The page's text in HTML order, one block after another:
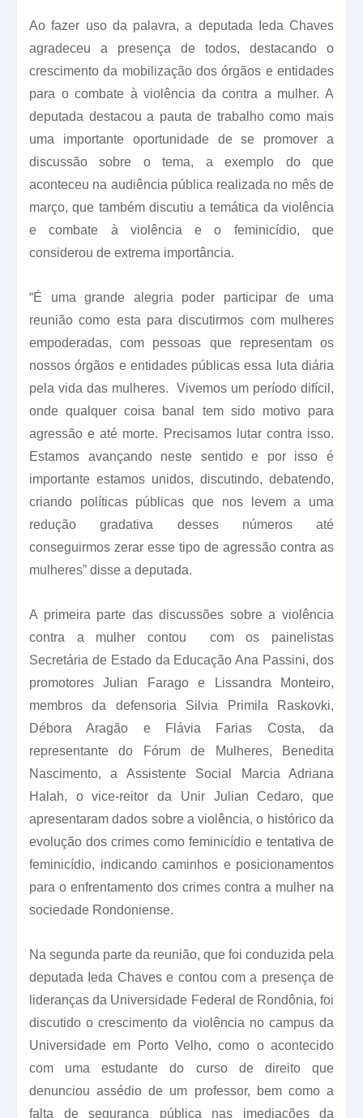
Ao fazer uso da palavra, a deputada Ieda Chaves
agradeceu a presença de todos, destacando o
crescimento da mobilização dos órgãos e entidades
para o combate à violência da contra a mulher. A
deputada destacou a pauta de trabalho como mais
uma importante oportunidade de se promover a
discussão sobre o tema, a exemplo do que
aconteceu na audiência pública realizada no mês de
março, que também discutiu a temática da violência
e combate à violência e o feminicídio, que
considerou de extrema importância.
“É uma grande alegria poder participar de uma
reunião como esta para discutirmos com mulheres
empoderadas, com pessoas que representam os
nossos órgãos e entidades públicas essa luta diária
pela vida das mulheres. Vivemos um período difícil,
onde qualquer coisa banal tem sido motivo para
agressão e até morte. Precisamos lutar contra isso.
Estamos avançando neste sentido e por isso é
importante estamos unidos, discutindo, debatendo,
criando políticas públicas que nos levem a uma
redução gradativa desses números até
conseguirmos zerar esse tipo de agressão contra as
mulheres” disse a deputada.
A primeira parte das discussões sobre a violência
contra a mulher contou com os painelistas
Secretária de Estado da Educação Ana Passini, dos
promotores Julian Farago e Lissandra Monteiro,
membros da defensoria Silvia Primila Raskovki,
Débora Aragão e Flávia Farias Costa, da
representante do Fórum de Mulheres, Benedita
Nascimento, a Assistente Social Marcia Adriana
Halah, o vice-reitor da Unir Julian Cedaro, que
apresentaram dados sobre a violência, o histórico da
evolução dos crimes como feminicídio e tentativa de
feminicídio, indicando caminhos e posicionamentos
para o enfrentamento dos crimes contra a mulher na
sociedade Rondoniense.
Na segunda parte da reunião, que foi conduzida pela
deputada Ieda Chaves e contou com a presença de
lideranças da Universidade Federal de Rondônia, foi
discutido o crescimento da violência no campus da
Universidade em Porto Velho, como o acontecido
com uma estudante do curso de direito que
denunciou assédio de um professor, bem como a
falta de segurança pública nas imediações da